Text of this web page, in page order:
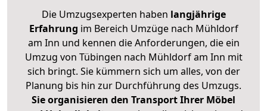
Die Umzugsexperten haben langjährige
Erfahrung im Bereich Umzüge nach Mühldorf
am Inn und kennen die Anforderungen, die ein
Umzug von Tübingen nach Mühldorf am Inn mit
sich bringt. Sie kümmern sich um alles, von der
Planung bis hin zur Durchführung des Umzugs.
Sie organisieren den Transport Ihrer Möbel